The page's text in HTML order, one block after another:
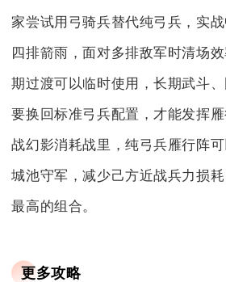
家尝试用弓骑兵替代纯弓兵，实
四排箭雨，面对多排敌军时清场
期过渡可以临时使用，长期武斗
要换回标准弓兵配置，才能发挥
战幻影消耗战里，纯弓兵雁行阵
城池守军，减少己方近战兵力损
最高的组合。
更多攻略